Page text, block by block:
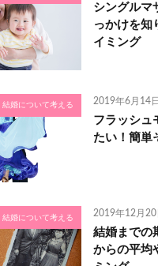
シングルマ
っかけを知
イミング
結婚について考える 2019年6月14日
フラッシュ
たい！簡単
結婚について考える 2019年12月20
結婚までの
からの平均